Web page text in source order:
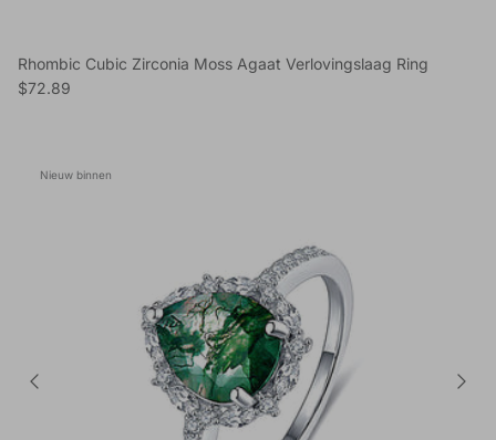
Rhombic Cubic Zirconia Moss Agaat Verlovingslaag Ring
Reguliere prijs
$72.89
Nieuw binnen